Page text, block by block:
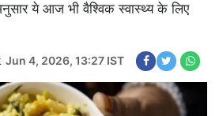
ये आज भी वैश्विक स्वास्थ्य के लिए
Jun 4, 2026, 13:27 IST